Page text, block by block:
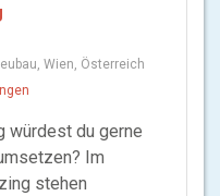
Wien, Österreich
würdest du gerne
Im
stehen